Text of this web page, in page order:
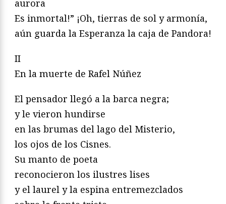
aurora
Es inmortal!” ¡Oh, tierras de sol y armonía,
aún guarda la Esperanza la caja de Pandora!
II
En la muerte de Rafel Núñez
El pensador llegó a la barca negra;
y le vieron hundirse
en las brumas del lago del Misterio,
los ojos de los Cisnes.
Su manto de poeta
reconocieron los ilustres lises
y el laurel y la espina entremezclados